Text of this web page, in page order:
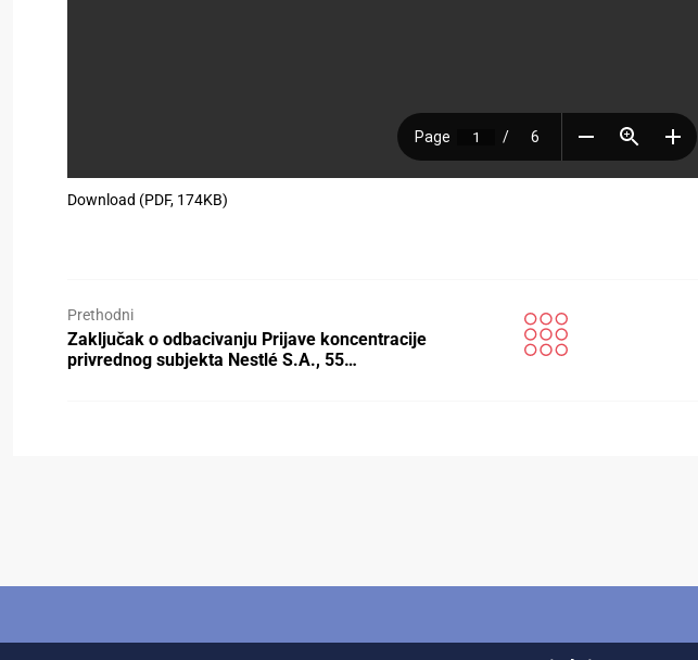
Download (PDF, 174KB)
Prethodni
Zaključak o odbacivanju Prijave koncentracije
privrednog subjekta Nestlé S.A., 55…